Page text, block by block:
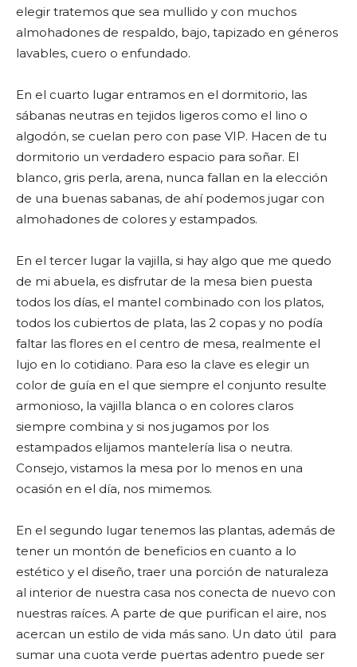
elegir tratemos que sea mullido y con muchos
almohadones de respaldo, bajo, tapizado en géneros
lavables, cuero o enfundado.
En el cuarto lugar entramos en el dormitorio, las
sábanas neutras en tejidos ligeros como el lino o
algodón, se cuelan pero con pase VIP. Hacen de tu
dormitorio un verdadero espacio para soñar. El
blanco, gris perla, arena, nunca fallan en la elección
de una buenas sabanas, de ahí podemos jugar con
almohadones de colores y estampados.
En el tercer lugar la vajilla, si hay algo que me quedo
de mi abuela, es disfrutar de la mesa bien puesta
todos los días, el mantel combinado con los platos,
todos los cubiertos de plata, las 2 copas y no podía
faltar las flores en el centro de mesa, realmente el
lujo en lo cotidiano. Para eso la clave es elegir un
color de guía en el que siempre el conjunto resulte
armonioso, la vajilla blanca o en colores claros
siempre combina y si nos jugamos por los
estampados elijamos mantelería lisa o neutra.
Consejo, vistamos la mesa por lo menos en una
ocasión en el día, nos mimemos.
En el segundo lugar tenemos las plantas, además de
tener un montón de beneficios en cuanto a lo
estético y el diseño, traer una porción de naturaleza
al interior de nuestra casa nos conecta de nuevo con
nuestras raíces. A parte de que purifican el aire, nos
acercan un estilo de vida más sano. Un dato útil para
sumar una cuota verde puertas adentro puede ser